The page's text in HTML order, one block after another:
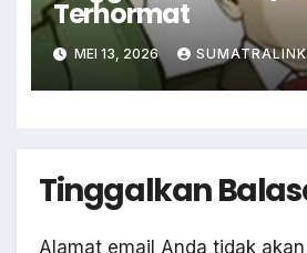
Terhormat
MEI 13, 2026 SUMATRALINK
Tinggalkan
Alamat email Anda tidak